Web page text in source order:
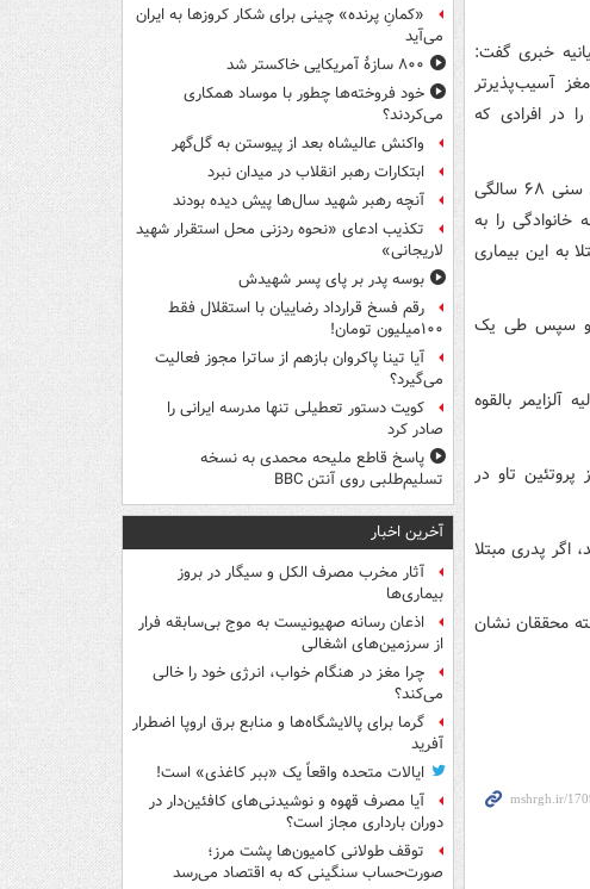
خبری گفت:
آسیب‌پذیرتر
در افرادی که
برای این مطالعه، محققان ۲۴۳ فرد با سابقه خانوادگی آلزایمر را که تا میانگین سنی ۶۸ سالگی
را به
به این بیماری
و سپس طی یک
آلزایمر بالقوه
پروتئین تاو در
اگر پدری مبتلا
محققان نشان
«کمانِ پرنده» چینی برای شکار کروزها به ایران
می‌آید
۸۰۰ سازۀ آمریکایی خاکستر شد
خود فروخته‌ها چطور با موساد همکاری
می‌کردند؟
واکنش عالیشاه بعد از پیوستن به گل‌گهر
ابتکارات رهبر انقلاب در میدان نبرد
آنچه رهبر شهید سال‌ها پیش دیده بودند
تکذیب ادعای «نحوه ردزنی محل استقرار شهید
لاریجانی»
بوسه‌ پدر بر پای پسر شهیدش
رقم فسخ قرارداد رضاییان با استقلال فقط
۱۰۰میلیون تومان!
آیا تینا پاکروان بازهم از ساترا مجوز فعالیت
می‌گیرد؟
کویت دستور تعطیلی تنها مدرسه ایرانی را
صادر کرد
پاسخ قاطع ملیحه محمدی به نسخه
تسلیم‌طلبی روی آنتن BBC
آخرین اخبار
آثار مخرب مصرف الکل و سیگار در بروز
بیماری‌ها
اذعان رسانه صهیونیست به موج بی‌سابقه فرار
از سرزمین‌های اشغالی
چرا مغز در هنگام خواب، انرژی خود را خالی
می‌کند؟
گرما برای پالایشگاه‌ها و منابع برق اروپا اضطرار
آفرید
ایالات متحده واقعاً یک «ببر کاغذی» است!
آیا مصرف قهوه و نوشیدنی‌های کافئین‌دار در
دوران بارداری مجاز است؟
توقف طولانی کامیون‌ها پشت مرز؛
صورت‌حساب سنگینی که به اقتصاد می‌رسد